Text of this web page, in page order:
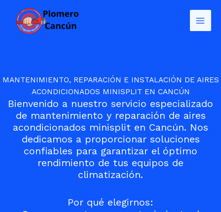
contenido
MANTENIMIENTO, REPARACIÓN E INSTALACIÓN DE AIRES
ACONDICIONADOS MINISPLIT EN CANCÚN
Bienvenido a nuestro servicio especializado
de mantenimiento y reparación de aires
acondicionados minisplit en Cancún. Nos
dedicamos a proporcionar soluciones
confiables para garantizar el óptimo
rendimiento de tus equipos de
climatización.
Por qué elegirnos: